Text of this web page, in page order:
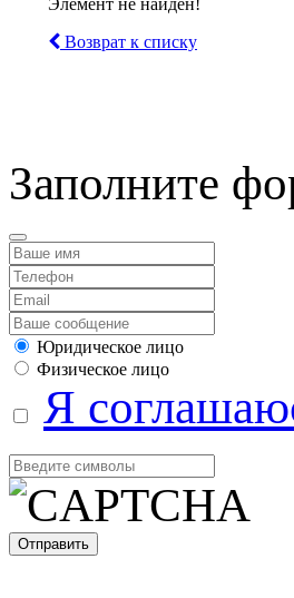
Возврат к списку
Заполните
Юридическое лицо
Физическое лицо
Я